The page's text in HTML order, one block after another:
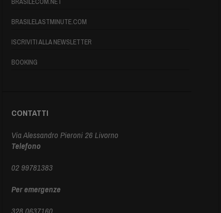
BRASILELASTMINUTE.COM
ISCRIVITI ALLA NEWSLETTER
BOOKING
CONTATTI
Via Alessandro Pieroni 26 Livorno
Telefono
02 99781383
Per emergenze
328 0637160